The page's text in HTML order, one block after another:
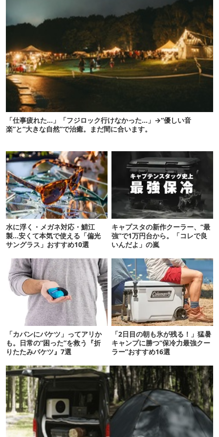
「仕事疲れた…」「フジロック行けなかった…」→“優しい音
楽”と“大きな自然”で治癒。まだ間に合います。
水に浮く・メガネ対応・鯖江
製…安くて本気で使える「偏光
サングラス」おすすめ10選
キャプスタの新作クーラー、“最
強”で1万円台から。「コレで良
いんだよ」の嵐
「カバンにバケツ」ってアリか
も。日常の“困った”を救う『折
りたたみバケツ』7選
「2日目の朝も氷が残る！」猛暑
キャンプに勝つ“保冷力最強クー
ラー”おすすめ16選